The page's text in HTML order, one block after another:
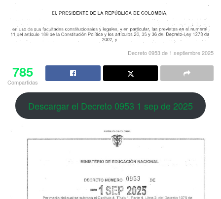
Decreto 0953 de 1 septiembre 2025
785
Compartidas
Descargar el Decreto 0953 1 sep de 2025